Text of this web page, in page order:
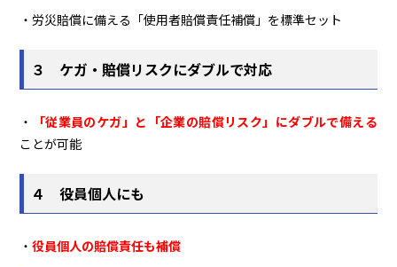
・労災賠償に備える「使用者賠償責任補償」を標準セット
３ ケガ・賠償リスクにダブルで対応
・
「従業員のケガ」と「企業の賠償リスク」にダブルで備える
ことが可能
４ 役員個人にも
・役員個人の賠償責任も補償